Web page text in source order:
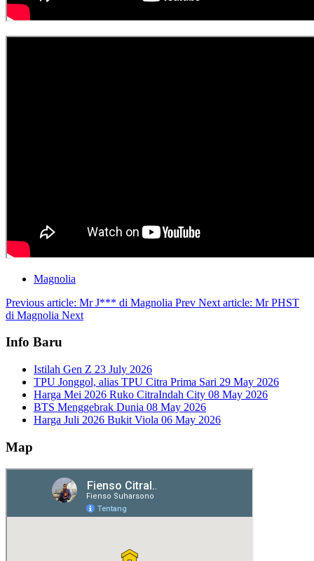
Magnolia
Previous article: Mr J*** di Magnolia Prev Next article: Mr PHST
di Magnolia Next
Info Baru
Istilah Gen Z 23 July 2026
TPU Jonggol, alias TPU Citra Prima Sari 29 May 2026
Harga Mei 2026 Ruko CitraIndah City 08 May 2026
BTS Menggebrak Dunia 08 May 2026
Harga Juli 2026 Bukit Viola 06 May 2026
Map